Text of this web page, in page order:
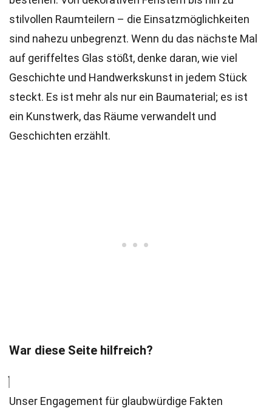
stilvollen Raumteilern – die Einsatzmöglichkeiten
sind nahezu unbegrenzt. Wenn du das nächste Mal
auf geriffeltes Glas stößt, denke daran, wie viel
Geschichte und Handwerkskunst in jedem Stück
steckt. Es ist mehr als nur ein Baumaterial; es ist
ein Kunstwerk, das Räume verwandelt und
Geschichten erzählt.
War diese Seite hilfreich?
Unser Engagement für glaubwürdige Fakten